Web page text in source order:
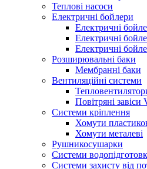
Теплові насоси
Електричні бойлери
Електричні
Електричні
Електричні
Розширювальні баки
Мембранні баки
Вентиляційні системи
Повітряні
Системи кріплення
Хомути
Хомути металеві
Рушникосушарки
Системи
Системи захисту від